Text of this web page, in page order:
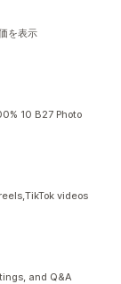
を表示
10 B27 Photo
videos
and Q&A